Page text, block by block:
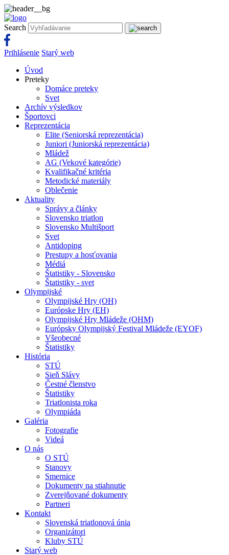
Search
Prihlásenie Starý web
Úvod
Preteky
Domáce preteky
Svet
Archív výsledkov
Športovci
Reprezentácia
Elite (Seniorská reprezentácia)
Juniori (Juniorská reprezentácia)
Mládež
AG (Vekové kategórie)
Kvalifikačné kritéria
Metodické materiály
Oblečenie
Aktuality
Správy a články
Slovensko triatlon
Slovensko Multišport
Svet
Antidoping
Prestupy a hosťovania
Médiá
Štatistiky - Slovensko
Štatistiky - svet
Olympijské
Olympijské Hry (OH)
Európske Hry (EH)
Olympijské Hry Mládeže (OHM)
Európsky Olympijský Festival Mládeže (EYOF)
Všeobecné
Štatistiky
História
STÚ
Sieň Slávy
Čestné členstvo
Štatistiky
Triatlonista roka
Olympiáda
Galéria
Fotografie
Videá
O nás
O STÚ
Stanovy
Smernice
Dokumenty na stiahnutie
Zverejňované dokumenty
Partneri
Kontakt
Slovenská triatlonová únia
Organizátori
Kluby STÚ
Starý web